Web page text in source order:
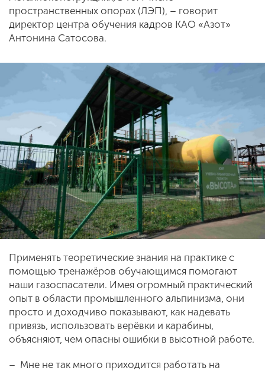
пространственных опорах (ЛЭП), – говорит
директор центра обучения кадров КАО «Азот»
Антонина Сатосова.
Применять теоретические знания на практике с
помощью тренажёров обучающимся помогают
наши газоспасатели. Имея огромный практический
опыт в области промышленного альпинизма, они
просто и доходчиво показывают, как надевать
привязь, использовать верёвки и карабины,
объясняют, чем опасны ошибки в высотной работе.
– Мне не так много приходится работать на